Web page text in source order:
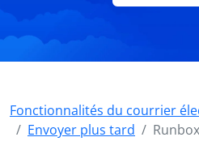
Fonctionnalités du courrier
Envoyer plus tard